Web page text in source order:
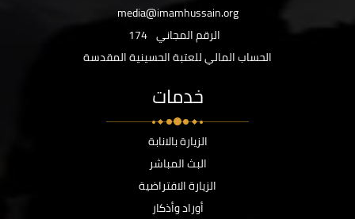
media@imamhussain.org
الرقم المجاني 174
الحساب المالي للعتبة الحسينية المقدسة
خدمات
الزيارة بالانابة
البث المباشر
الزيارة الافتراضية
أوراد وأذكار